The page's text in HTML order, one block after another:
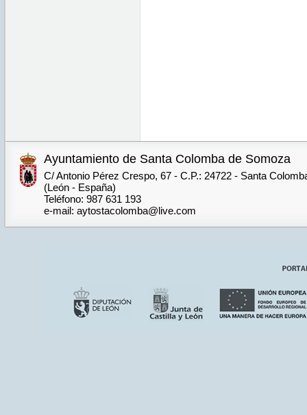
Ayuntamiento de Santa Colomba de Somoza
C/ Antonio Pérez Crespo, 67 - C.P.: 24722 - Santa
(León - España)
Teléfono: 987 631 193
e-mail: aytostacolomba@live.com